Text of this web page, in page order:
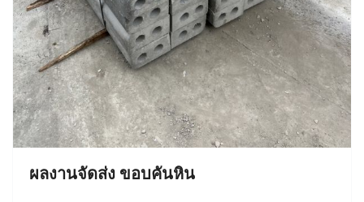
ผลงานจัดส่ง ขอบคันหิน